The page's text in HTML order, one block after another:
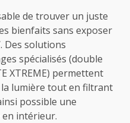
de trouver un juste
bienfaits sans exposer
Des solutions
spécialisés (double
XTREME) permettent
lumière tout en filtrant
possible une
en intérieur.